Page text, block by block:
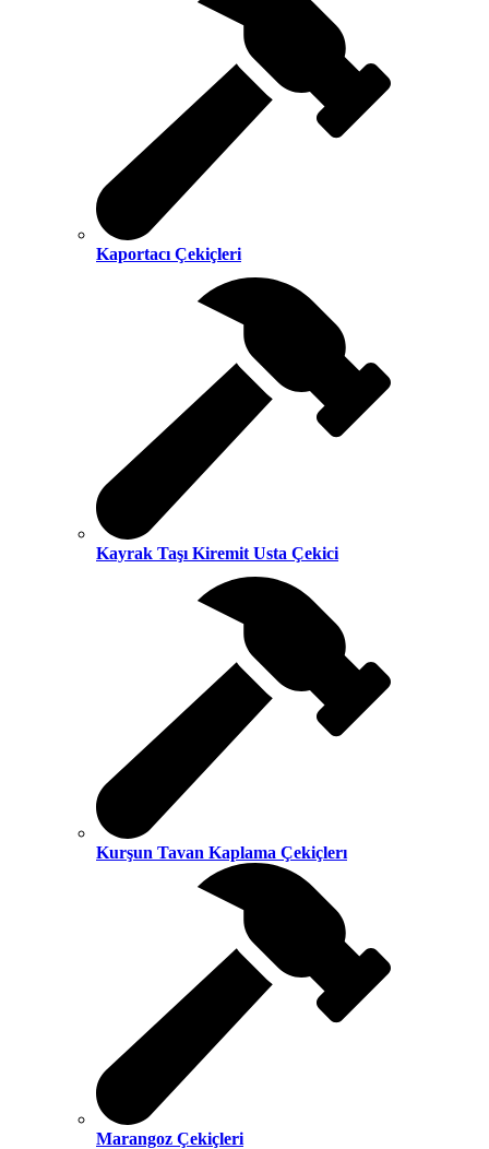
Kaportacı Çekiçleri
Kayrak Taşı Kiremit Usta Çekici
Kurşun Tavan Kaplama Çekiçlerı
Marangoz Çekiçleri